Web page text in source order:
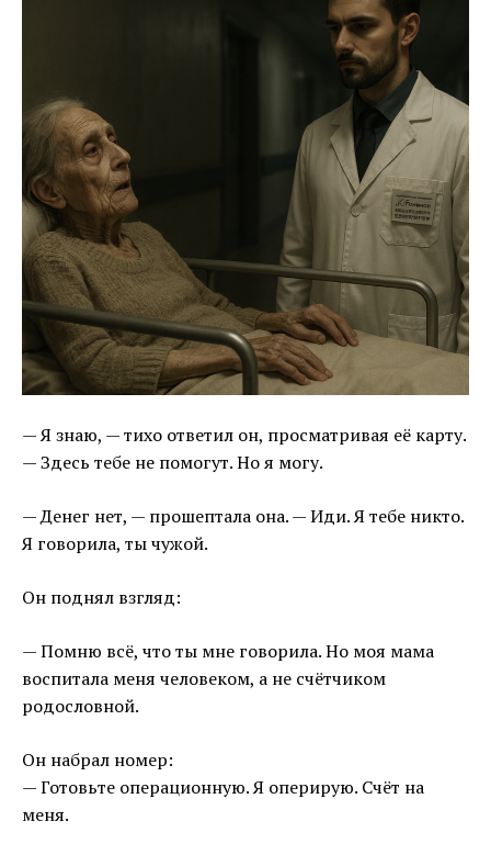
— Я знаю, — тихо ответил он, просматривая её карту.
— Здесь тебе не помогут. Но я могу.
— Денег нет, — прошептала она. — Иди. Я тебе никто.
Я говорила, ты чужой.
Он поднял взгляд:
— Помню всё, что ты мне говорила. Но моя мама
воспитала меня человеком, а не счётчиком
родословной.
Он набрал номер:
— Готовьте операционную. Я оперирую. Счёт на
меня.